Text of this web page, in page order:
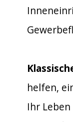
helfen,
Ihr